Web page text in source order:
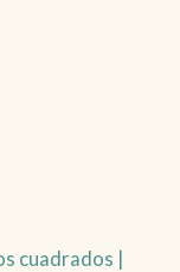
cuadrados |